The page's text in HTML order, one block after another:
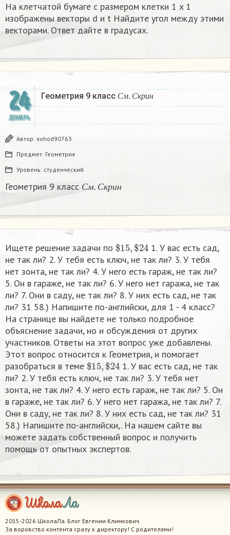
На клетчатой бумаге с размером клетки 1 x 1
изображены векторы d и t Найдите угол между этими
векторами. Ответ дайте в градусах.
24
ДЕКАБРЬ
Геометрия 9 класс См Скрин
С м. Ск рин
Автор: xohod90763
Предмет: Геометрия
Уровень: студенческий
Геометрия 9 класс См Скр ин
См Ск
Ищете решение задачи по $15 $24 1. У вас есть сад,
не так ли? 2. У тебя есть ключ, не так ли? 3. У тебя
нет зонта, не так ли? 4. У него есть гараж, не так ли?
5. Он в гараже, не так ли? 6. У него нет гаража, не так
ли? 7. Oни в саду, не так ли? 8. У них есть сад, не так
ли? 31 58.) Напишите по-английски,​ для 1 - 4 класс?
На странице вы найдете не только подробное
объяснение задачи, но и обсуждения от других
участников. Ответы на этот вопрос уже добавлены.
Этот вопрос относится к Геометрия, и помогает
разобраться в теме $15,$24 1. У вас есть сад, не так
ли? 2. У тебя есть ключ, не так ли? 3. У тебя нет
зонта, не так ли? 4. У него есть гараж, не так ли? 5. Он
в гараже, не так ли? 6. У него нет гаража, не так ли? 7.
Oни в саду, не так ли? 8. У них есть сад, не так ли? 31
58.) Напишите по-английски,​. На нашем сайте вы
можете задать собственный вопрос и получить
помощь от опытных экспертов.
2015-2026 ШколаЛа. Блог Евгении Климкович.
За воровство контента сразу к директору! С родителями!